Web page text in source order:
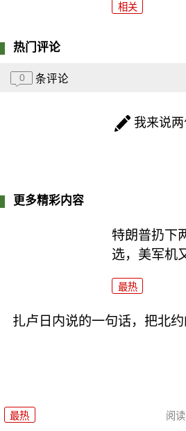
相关
热门评论
0 条评论
我来说两
更多精彩内容
特朗普扔下
选，美军机
最热
扎卢日内说的一句话，把北
最热 阅读